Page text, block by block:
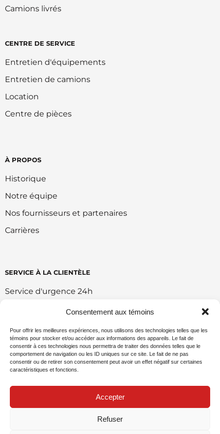
Consentement aux témoins
Pour offrir les meilleures expériences, nous utilisons des technologies telles que les
témoins pour stocker et/ou accéder aux informations des appareils. Le fait de
consentir à ces technologies nous permettra de traiter des données telles que le
comportement de navigation ou les ID uniques sur ce site. Le fait de ne pas
consentir ou de retirer son consentement peut avoir un effet négatif sur certaines
caractéristiques et fonctions.
Accepter
Refuser
Camions livrés
CENTRE DE SERVICE
Entretien d'équipements
Entretien de camions
Location
Centre de pièces
À PROPOS
Historique
Notre équipe
Nos fournisseurs et partenaires
Carrières
SERVICE À LA CLIENTÈLE
Service d'urgence 24h
Retour et échange
Conditions d'utilisation du portail
Politique de vente en ligne
Politique environnemental